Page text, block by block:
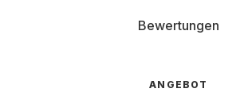
Bewertungen
ANGEBOT